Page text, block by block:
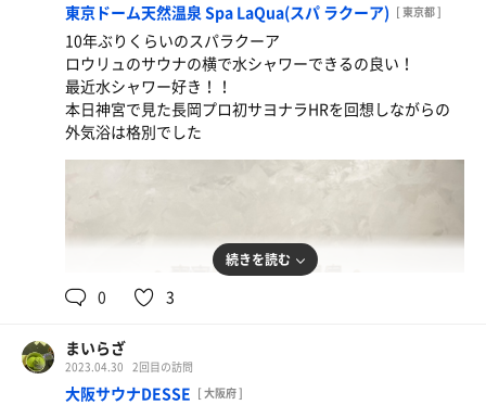
東京ドーム天然温泉 Spa LaQua(スパ ラクーア) [ 東京都 ]
10年ぶりくらいのスパラクーア
ロウリュのサウナの横で水シャワーできるの良い！
最近水シャワー好き！！
本日神宮で見た長岡プロ初サヨナラHRを回想しながらの
外気浴は格別でした
続きを読む
0 3
まいらざ
2023.04.30 2回目の訪問
大阪サウナDESSE [ 大阪府 ]